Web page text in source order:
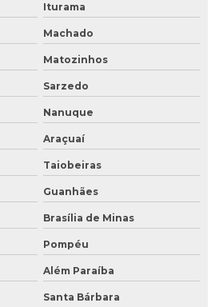
passivo ambiental
água
efluentes
de aterro sanitário
atividades agropecuárias
atividades rurais
de barragens
condomínio residencial
Iturama
Machado
Matozinhos
Sarzedo
Nanuque
Araçuaí
Taiobeiras
Guanhães
Brasília de Minas
Pompéu
Além Paraíba
Santa Bárbara